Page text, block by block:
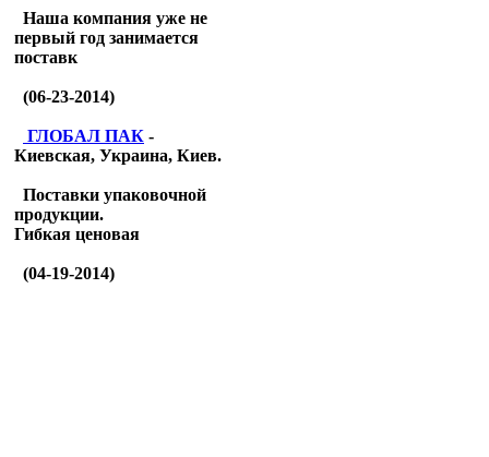
Наша компания уже не
первый год занимается
поставк
(06-23-2014)
ГЛОБАЛ ПАК -
Киевская, Украина, Киев.
Поставки упаковочной
продукции.
Гибкая ценовая
(04-19-2014)